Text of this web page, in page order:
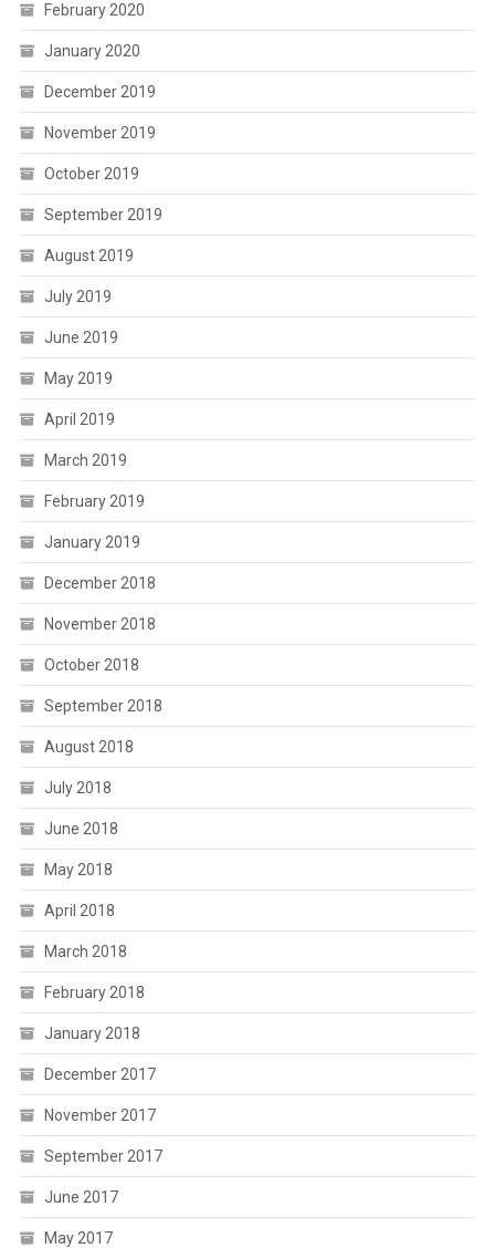
February 2020
January 2020
December 2019
November 2019
October 2019
September 2019
August 2019
July 2019
June 2019
May 2019
April 2019
March 2019
February 2019
January 2019
December 2018
November 2018
October 2018
September 2018
August 2018
July 2018
June 2018
May 2018
April 2018
March 2018
February 2018
January 2018
December 2017
November 2017
September 2017
June 2017
May 2017